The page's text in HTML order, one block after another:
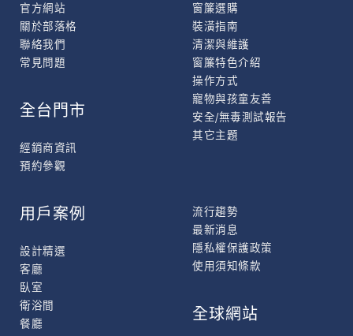
官方網站
關於部落格
聯絡我們
常見問題
窗簾選購
裝潢指南
清潔與維護
窗簾特色介紹
操作方式
寵物與孩童友善
安全/無毒測試報告
其它主題
全台門市
經銷商資訊
預約參觀
用戶案例
設計精選
客廳
臥室
衛浴間
餐廳
流行趨勢
最新消息
隱私權保護政策
使用須知條款
全球網站